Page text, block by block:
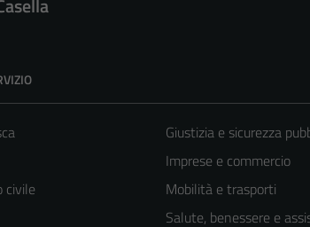
civile
Giustizia e sicurezza
Imprese e commercio
Mobilità e trasporti
Salute, benessere e